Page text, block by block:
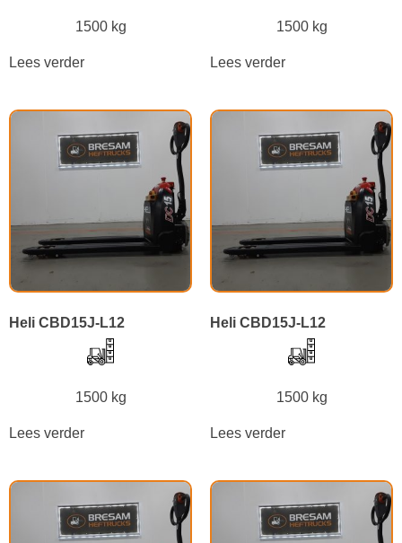
1500 kg
Lees verder
1500 kg
Lees verder
Heli CBD15J-L12
1500 kg
Lees verder
Heli CBD15J-L12
1500 kg
Lees verder